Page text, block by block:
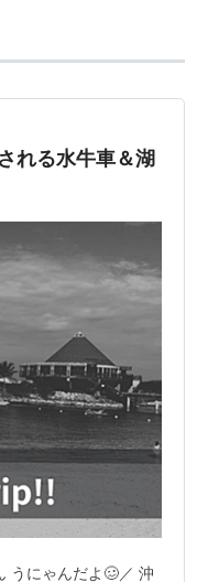
れる水牛車＆湖
うにゃんだよ🥴／ 沖